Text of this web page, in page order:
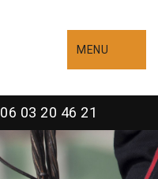
MENU
06 03 20 46 21